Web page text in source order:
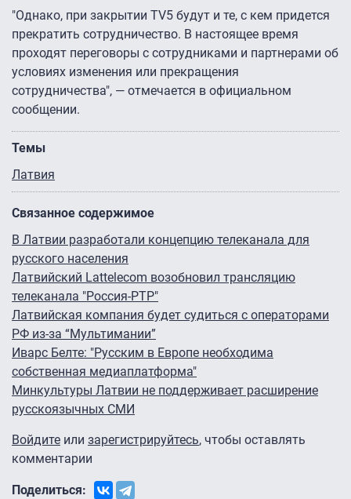
"Однако, при закрытии TV5 будут и те, с кем придется
прекратить сотрудничество. В настоящее время
проходят переговоры с сотрудниками и партнерами об
условиях изменения или прекращения
сотрудничества", — отмечается в официальном
сообщении.
Темы
Латвия
Связанное содержимое
В Латвии разработали концепцию телеканала для
русского населения
Латвийский Lattelecom возобновил трансляцию
телеканала "Россия-РТР"
Латвийская компания будет судиться с операторами
РФ из-за “Мультимании”
Иварс Белте: "Русским в Европе необходима
собственная медиаплатформа"
Минкультуры Латвии не поддерживает расширение
русскоязычных СМИ
Войдите или зарегистрируйтесь, чтобы оставлять
комментарии
Поделиться: